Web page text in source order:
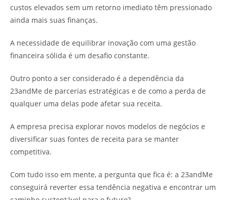
custos elevados sem um retorno imediato têm pressionado
ainda mais suas finanças.
A necessidade de equilibrar inovação com uma gestão
financeira sólida é um desafio constante.
Outro ponto a ser considerado é a dependência da
23andMe de parcerias estratégicas e de como a perda de
qualquer uma delas pode afetar sua receita.
A empresa precisa explorar novos modelos de negócios e
diversificar suas fontes de receita para se manter
competitiva.
Com tudo isso em mente, a pergunta que fica é: a 23andMe
conseguirá reverter essa tendência negativa e encontrar um